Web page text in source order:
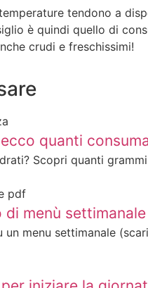
tendono a
è quindi quello di
crudi e freschissimi!
quanti
Scopri quanti
menù
menu settimanale